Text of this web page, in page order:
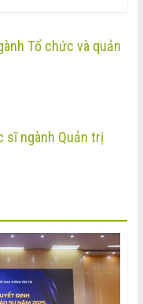
Tổ chức và quản
sĩ ngành Quản trị